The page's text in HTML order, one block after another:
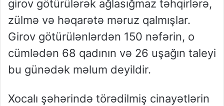
girov götürülərək ağlasığmaz təhqirlərə,
zülmə və həqarətə məruz qalmışlar.
Girov götürülənlərdən 150 nəfərin, o
cümlədən 68 qadının və 26 uşağın taleyi
bu günədək məlum deyildir.
Xocalı şəhərində törədilmiş cinayətlərin